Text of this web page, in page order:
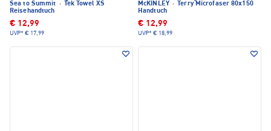
Sea to Summit ·
Tek Towel XS
Reisehandtuch
€ 12,99
UVP* € 17,99
McKINLEY ·
Terry Microfaser 80x150
Handtuch
€ 12,99
UVP* € 18,99